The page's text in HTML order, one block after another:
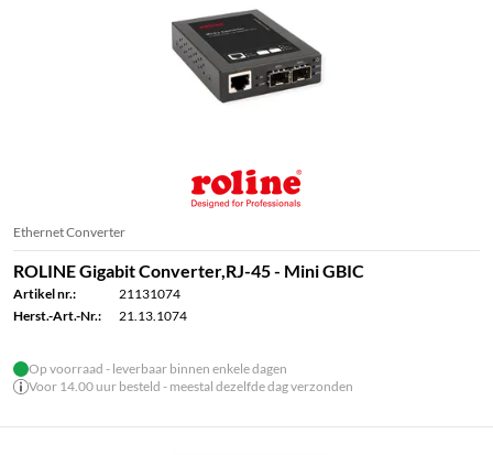
Ethernet Converter
ROLINE Gigabit Converter,RJ-45 - Mini GBIC
Artikel nr.:
21131074
Herst.-Art.-Nr.:
21.13.1074
Op voorraad - leverbaar binnen enkele dagen
Voor 14.00 uur besteld - meestal dezelfde dag verzonden